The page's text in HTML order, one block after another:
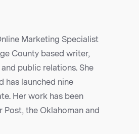
Marketing Specialist
County based writer,
public relations. She
has launched nine
Her work has been
Post, the Oklahoman and